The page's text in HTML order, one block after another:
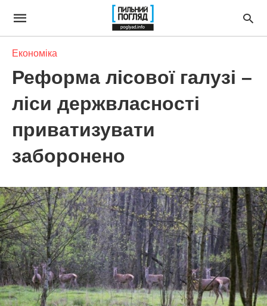
Економіка
Реформа лісової галузі –
ліси держвласності
приватизувати
заборонено